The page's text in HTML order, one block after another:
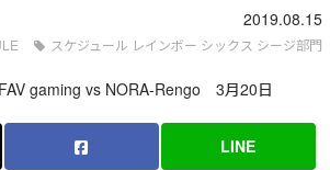
2019.08.15
スケジュール レインボー シックス シージ部門
gaming vs NORA-Rengo 3月20日
LINE